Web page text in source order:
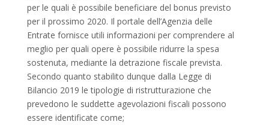
per le quali è possibile beneficiare del bonus previsto
per il prossimo 2020. Il portale dell’Agenzia delle
Entrate fornisce utili informazioni per comprendere al
meglio per quali opere è possibile ridurre la spesa
sostenuta, mediante la detrazione fiscale prevista.
Secondo quanto stabilito dunque dalla Legge di
Bilancio 2019 le tipologie di ristrutturazione che
prevedono le suddette agevolazioni fiscali possono
essere identificate come;